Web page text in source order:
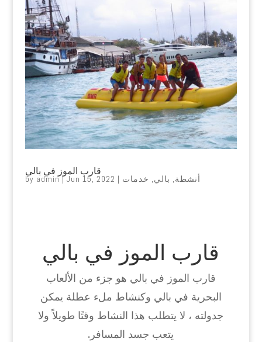
قارب الموز في بالي
by admin|Jun 15, 2022 | أنشطة, بالي, خدمات
قارب الموز في بالي
قارب الموز في بالي هو جزء من الألعاب
البحرية في بالي وكنشاط ملء عطلة يمكن
جدولته ، لا يتطلب هذا النشاط وقتًا طويلاً ولا
يتعب جسد المسافر.